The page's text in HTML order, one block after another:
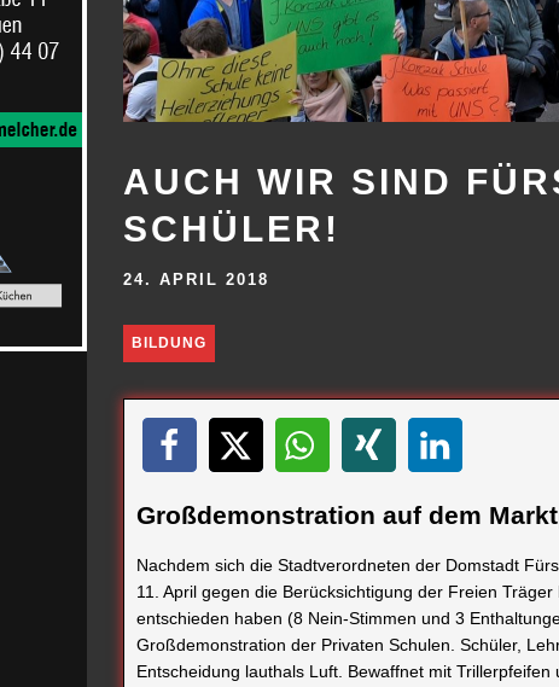
AUCH WIR SIND
SCHÜLER!
24. APRIL 2018
BILDUNG
Großdemonstration auf dem
Nachdem sich die Stadtverordneten der Domstadt
11. April gegen die Berücksichtigung der Freien
entschieden haben (8 Nein-Stimmen und 3
Großdemonstration der Privaten Schulen. Schüler,
Entscheidung lauthals Luft. Bewaffnet mit